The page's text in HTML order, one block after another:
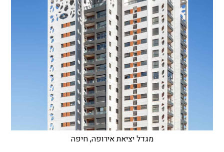
מגדל יציאת אירופה, חיפה